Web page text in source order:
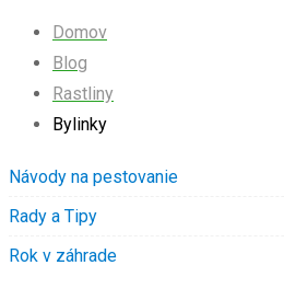
Domov
Blog
Rastliny
Bylinky
Návody na pestovanie
Rady a Tipy
Rok v záhrade